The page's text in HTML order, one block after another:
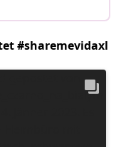
#sharemevidaxl